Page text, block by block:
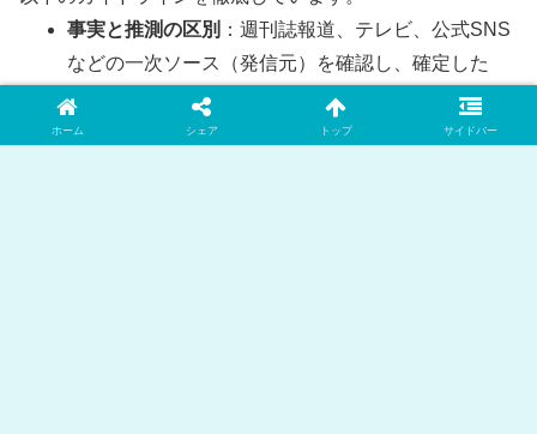
事実と推測の区別 ：週刊誌報道、テレビ、公式SNS
などの一次ソース（発信元）を確認し、確定した
「事実」と、ネット上の「推測・噂」を明確に区別
して記載します。
ホーム シェア トップ サイドバー